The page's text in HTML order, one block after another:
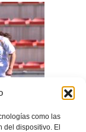
como las
del dispositivo. El